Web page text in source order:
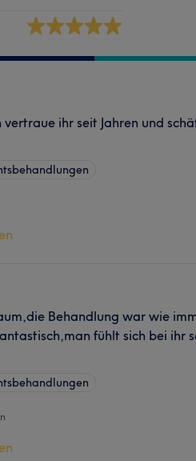
ihr seit Jahren und
Behandlung war wie
fühlt sich bei ihr